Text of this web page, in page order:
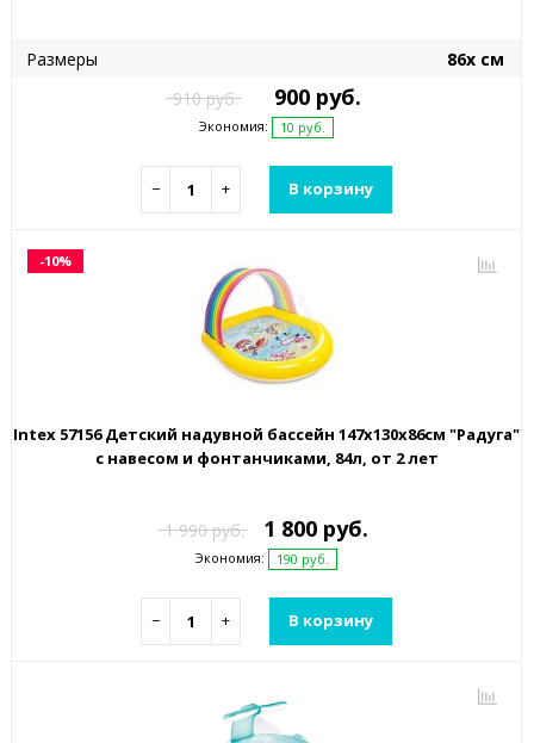
Размеры
86х см
910 руб.
900 руб.
Экономия: 10 руб.
− + В корзину
-10%
Intex 57156 Детский надувной бассейн 147х130х86см "Радуга"
с навесом и фонтанчиками, 84л, от 2 лет
1 990 руб. 1 800 руб.
Экономия: 190 руб.
− + В корзину